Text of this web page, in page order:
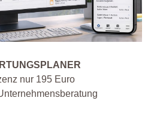
nur 195 Euro